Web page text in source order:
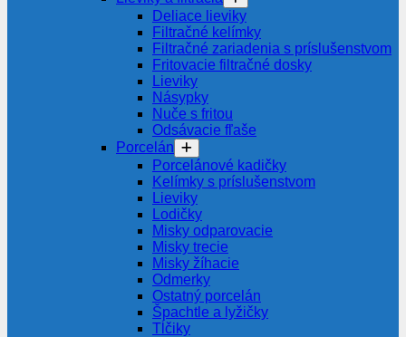
Deliace lieviky
Filtračné kelímky
Filtračné zariadenia s príslušenstvom
Fritovacie filtračné dosky
Lieviky
Násypky
Nuče s fritou
Odsávacie fľaše
Porcelán
Porcelánové kadičky
Kelímky s príslušenstvom
Lieviky
Lodičky
Misky odparovacie
Misky trecie
Misky žíhacie
Odmerky
Ostatný porcelán
Špachtle a lyžičky
Tĺčiky